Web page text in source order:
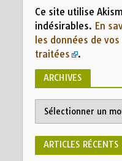
Ce site utilise
indésirables. En
les données de
traitées
.
ARCHIVES
ARTICLES RÉCENTS